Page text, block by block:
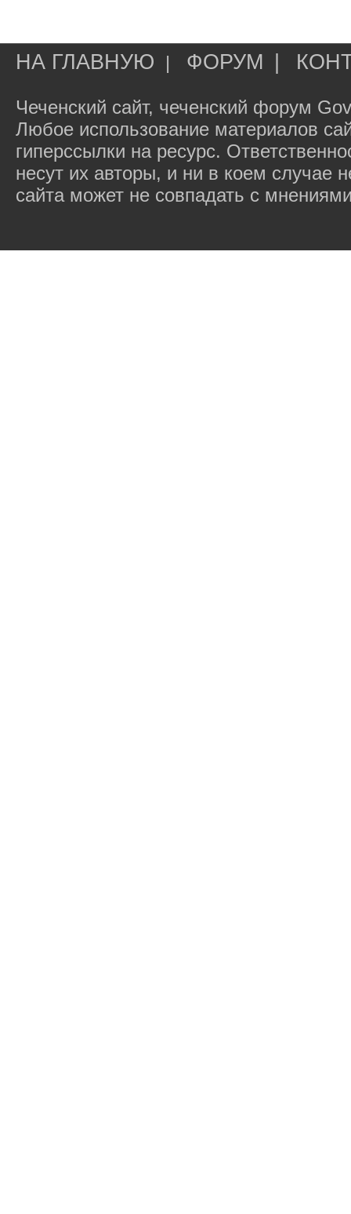
НА ГЛАВНУЮ | ФОРУМ
Чеченский сайт, чеченский форум
Любое использование материалов
гиперссылки на ресурс.
несут их авторы, и ни в коем случае
сайта может не совпадать с